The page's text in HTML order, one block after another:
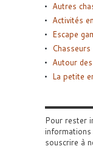
Autres
Activités
Escape
Autour
La petite
Pour rester
informations
souscrire à